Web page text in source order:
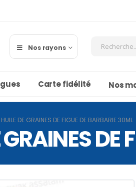
Nos rayons
Carte fidélité Nos
HUILE DE GRAINES DE FIGUE DE BARBARIE 30ML
GRAINES DE